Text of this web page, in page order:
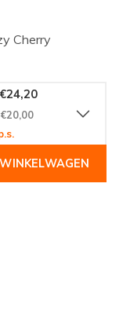
Cherry